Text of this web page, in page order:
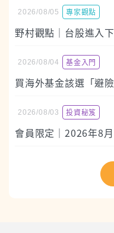
2026/08/05 專家觀點
2026/08/04 基金入門
2026/08/03 投資秘笈
會員限定｜2026年8